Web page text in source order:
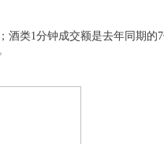
类1分钟成交额是去年同期的
。